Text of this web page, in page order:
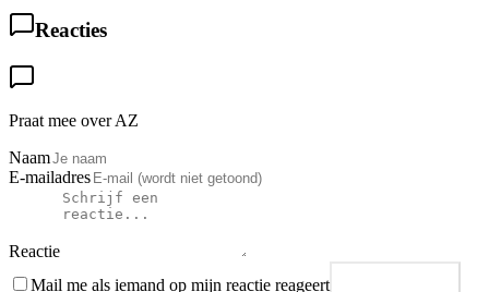
Reacties
Praat mee over AZ
Naam
E-mailadres
Reactie
Mail me als iemand op mijn reactie reageert